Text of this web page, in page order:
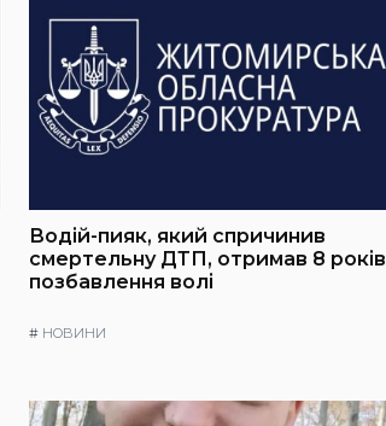
Водій-пияк, який спричинив
смертельну ДТП, отримав 8 років
позбавлення волі
# НОВИНИ